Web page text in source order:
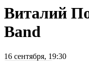
Виталий
Band
16 сентября, 19:30